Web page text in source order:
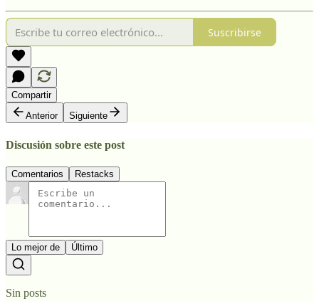
Suscribirse
Compartir
Anterior
Siguiente
Discusión sobre este post
Comentarios Restacks
Lo mejor de Último
Sin posts